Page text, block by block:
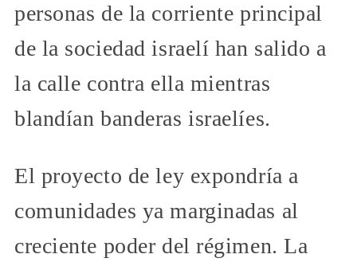
personas de la corriente principal
de la sociedad israelí han salido a
la calle contra ella mientras
blandían banderas israelíes.
El proyecto de ley expondría a
comunidades ya marginadas al
creciente poder del régimen. La